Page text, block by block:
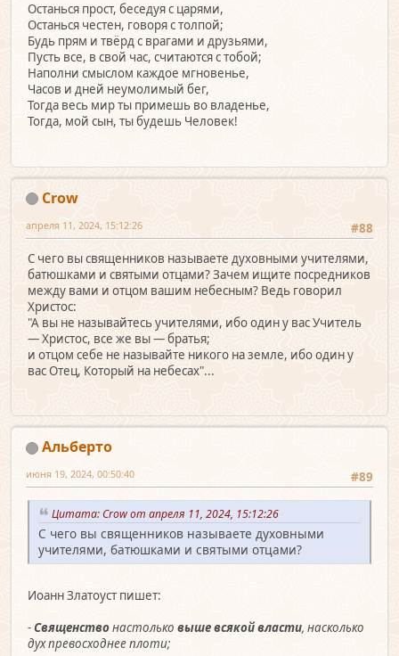
Останься прост, беседуя с царями,
Останься честен, говоря с толпой;
Будь прям и твёрд с врагами и друзьями,
Пусть все, в свой час, считаются с тобой;
Наполни смыслом каждое мгновенье,
Часов и дней неумолимый бег,
Тогда весь мир ты примешь во владенье,
Тогда, мой сын, ты будешь Человек!
Crow
#88
апреля 11, 2024, 15:12:26
С чего вы священников называете духовными учителями,
батюшками и святыми отцами? Зачем ищите посредников
между вами и отцом вашим небесным? Ведь говорил
Христос:
"А вы не называйтесь учителями, ибо один у вас Учитель
— Христос, все же вы — братья;
и отцом себе не называйте никого на земле, ибо один у
вас Отец, Который на небесах"...
Альберто
#89
июня 19, 2024, 00:50:40
Цитата: Crow от апреля 11, 2024, 15:12:26
С чего вы священников называете духовными
учителями, батюшками и святыми отцами?
Иоанн Златоуст пишет:
-Священствонастолько выше всякой власти, насколько
дух превосходнее плоти;